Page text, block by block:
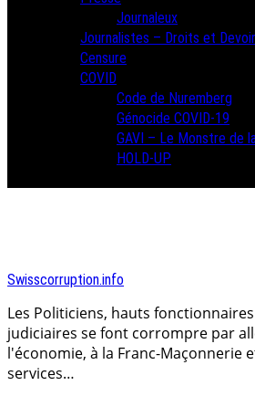
Journaleux
Journalistes – Droits et
Censure
COVID
Code de Nuremberg
Génocide COVID-19
GAVI – Le Monstre de
HOLD-UP
Swisscorruption.info
Les Politiciens, hauts
judiciaires se font corrompre par
l'économie, à la Franc-Maçonnerie
services…